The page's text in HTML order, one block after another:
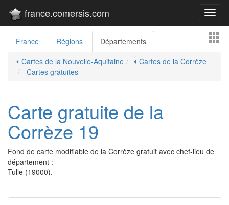
france.comersis.com
France Régions
Départements
⏴ Cartes de la Nouvelle-Aquitaine
⏴ Cartes de la Corrèze
Cartes gratuites
Carte gratuite de la
Corrèze 19
Fond de carte modifiable de la Corrèze gratuit avec chef-lieu de
département :
Tulle (19000).